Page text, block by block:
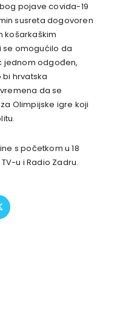
pojave covida-19
susreta dogovoren
košarkaškim
se omogućilo da
jednom odgođen,
hrvatska
da se
Olimpijske igre koji
s početkom u 18
u i Radio Zadru.